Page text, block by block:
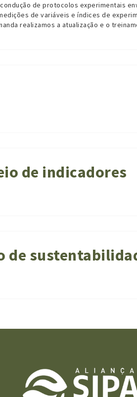
de protocolos experimentais
de variáveis e índices de
realizamos a atualização e o
de indicadores
de